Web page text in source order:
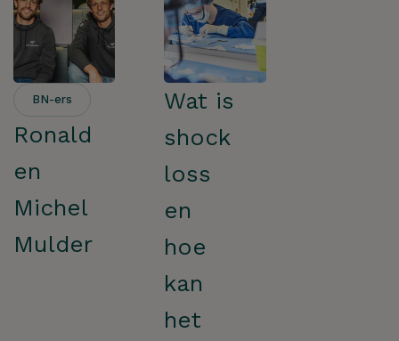
BN-ers
Ronald
en
Michel
Mulder
Wat is
shock
loss
en
hoe
kan
het